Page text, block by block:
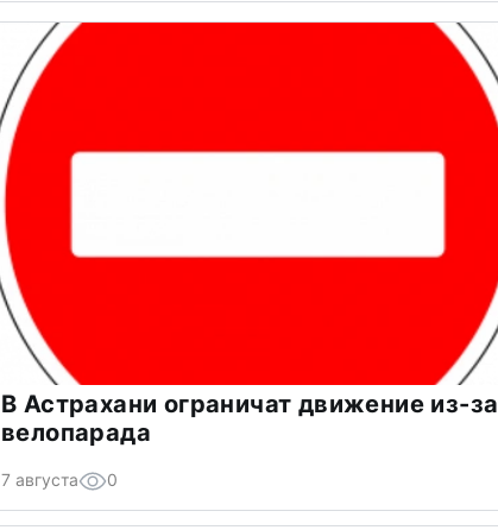
В Астрахани ограничат движение из-за
велопарада
7 августа 0